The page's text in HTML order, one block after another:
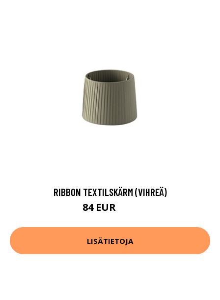
RIBBON TEXTILSKÄRM (VIHREÄ)
84 EUR
LISÄTIETOJA